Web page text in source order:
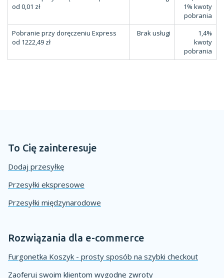
od 0,01 zł
1% kwoty
pobrania
Pobranie przy doręczeniu Express
od 1222,49 zł
Brak usługi
1,4%
kwoty
pobrania
To Cię zainteresuje
Dodaj przesyłkę
Przesyłki ekspresowe
Przesyłki międzynarodowe
Rozwiązania dla e-commerce
Furgonetka Koszyk - prosty sposób na szybki checkout
Zaoferuj swoim klientom wygodne zwroty